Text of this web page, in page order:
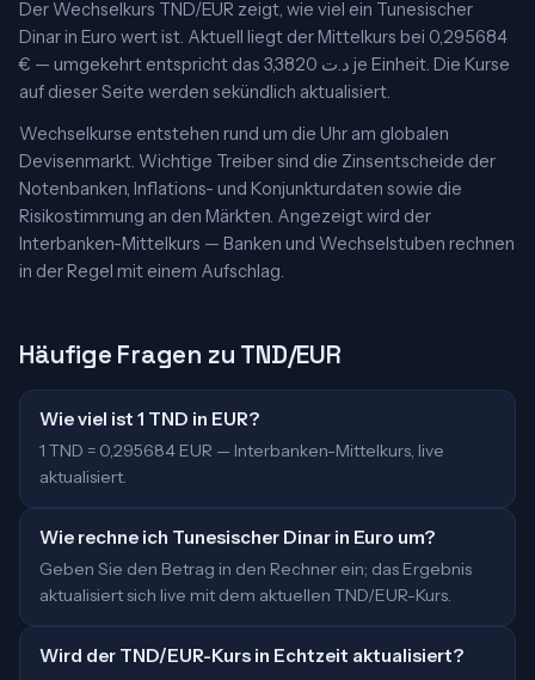
Der Wechselkurs TND/EUR zeigt, wie viel ein Tunesischer
Dinar in Euro wert ist. Aktuell liegt der Mittelkurs bei 0,295684
€ — umgekehrt entspricht das 3,3820 د.ت je Einheit. Die Kurse
auf dieser Seite werden sekündlich aktualisiert.
Wechselkurse entstehen rund um die Uhr am globalen
Devisenmarkt. Wichtige Treiber sind die Zinsentscheide der
Notenbanken, Inflations- und Konjunkturdaten sowie die
Risikostimmung an den Märkten. Angezeigt wird der
Interbanken-Mittelkurs — Banken und Wechselstuben rechnen
in der Regel mit einem Aufschlag.
Häufige Fragen zu TND/EUR
Wie viel ist 1 TND in EUR?
1 TND = 0,295684 EUR — Interbanken-Mittelkurs, live
aktualisiert.
Wie rechne ich Tunesischer Dinar in Euro um?
Geben Sie den Betrag in den Rechner ein; das Ergebnis
aktualisiert sich live mit dem aktuellen TND/EUR-Kurs.
Wird der TND/EUR-Kurs in Echtzeit aktualisiert?